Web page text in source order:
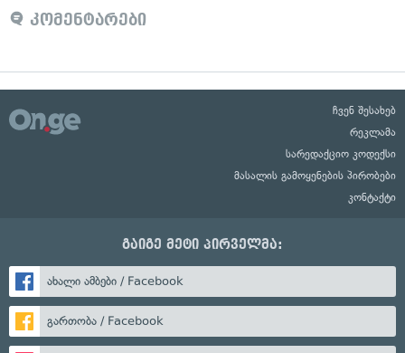
კომენტარები
ჩვენ შესახებ
რეკლამა
სარედაქციო კოდექსი
მასალის გამოყენების პირობები
კონტაქტი
გაიგე მეტი პირველმა:
ახალი ამბები / Facebook
გართობა / Facebook